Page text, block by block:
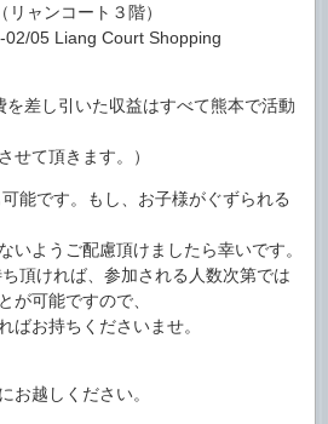
ャンコート３階）
05 Liang Court Shopping
差し引いた収益はすべて熊本で活動
せて頂きます。）
能です。もし、お子様がぐずられる
いようご配慮頂けましたら幸いです。
頂ければ、参加される人数次第では
が可能ですので、
ばお持ちくださいませ。
お越しください。